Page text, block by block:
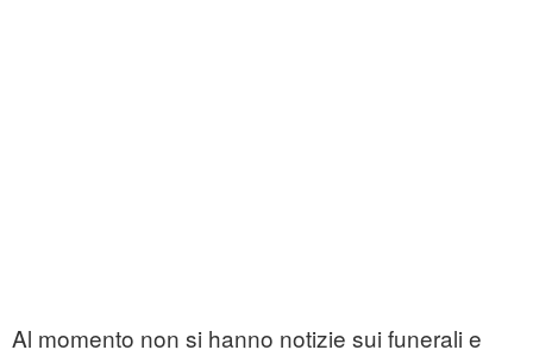
Al momento non si hanno notizie sui funerali e